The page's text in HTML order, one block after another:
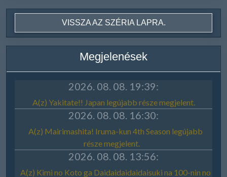
VISSZA AZ SZÉRIA LAPRA.
Megjelenések